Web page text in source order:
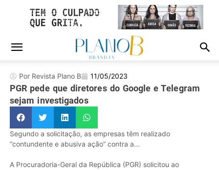
Por Revista Plano B 11/05/2023
PGR pede que diretores do Google e Telegram
sejam investigados
Segundo a solicitação, as empresas têm realizado
“contundente e abusiva ação” contra a...
A Procuradoria-Geral da República (PGR) solicitou ao